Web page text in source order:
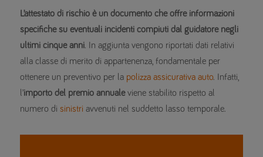
L’attestato di rischio è un documento che offre informazioni
specifiche su eventuali incidenti compiuti dal guidatore negli
ultimi cinque anni. In aggiunta vengono riportati dati relativi
alla classe di merito di appartenenza, fondamentale per
ottenere un preventivo per la polizza assicurativa auto. Infatti,
l’importo del premio annualeviene stabilito rispetto al
numero di sinistri avvenuti nel suddetto lasso temporale.